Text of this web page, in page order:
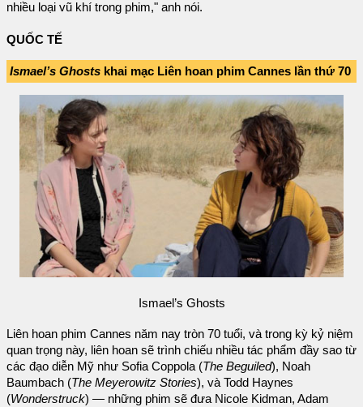
nhiều loại vũ khí trong phim," anh nói.
QUỐC TẾ
Ismael’s Ghosts khai mạc Liên hoan phim Cannes lần thứ 70
Ismael’s Ghosts
Liên hoan phim Cannes năm nay tròn 70 tuổi, và trong kỳ kỷ niệm
quan trọng này, liên hoan sẽ trình chiếu nhiều tác phẩm đầy sao từ
các đạo diễn Mỹ như Sofia Coppola (The Beguiled), Noah
Baumbach (The Meyerowitz Stories), và Todd Haynes
(Wonderstruck) — những phim sẽ đưa Nicole Kidman, Adam